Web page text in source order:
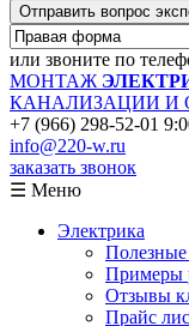
Отправить вопрос
или звоните по
МОНТАЖ
КАНАЛИЗАЦИИ И
+7 (966) 298-52-01
info@220-w.ru
заказать звонок
☰ Меню
Электрика
Полезные
Примеры
Отзывы
Прайс